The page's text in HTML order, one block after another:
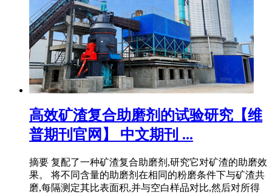
高效矿渣复合助磨剂的试验研究【维
普期刊官网】 中文期刊 ...
摘要 复配了一种矿渣复合助磨剂,研究它对矿渣的助磨效
果。 将不同含量的助磨剂在相同的粉磨条件下与矿渣共
磨,每隔测定其比表面积,并与空白样品对比,然后对所得